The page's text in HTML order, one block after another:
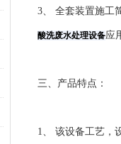
3、 全套装置施工
酸洗废水处理设备应
三、产品特点：
1、 该设备工艺，